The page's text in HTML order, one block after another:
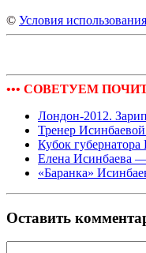
© Условия
••• СОВЕТУЕМ
Лондон-2012.
Тренер
Кубок губернатора
Елена Исинбаева
«Баранка»
Оставить